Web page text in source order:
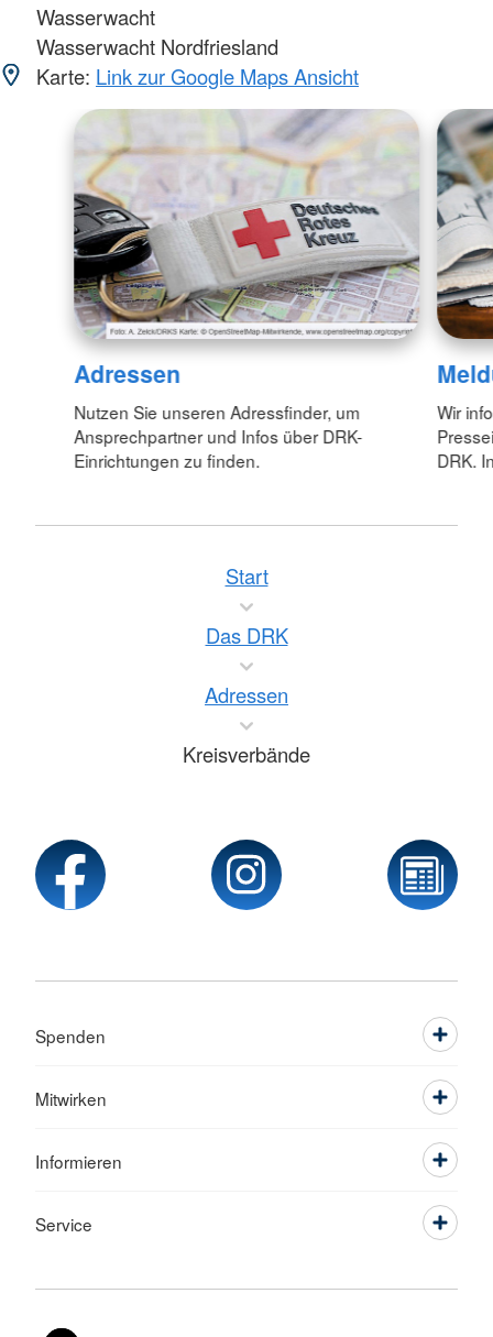
Wasserwacht
Wasserwacht Nordfriesland
Karte: Link zur Google Maps Ansicht
Adressen
Nutzen Sie unseren Adressfinder, um
Ansprechpartner und Infos über DRK-
Einrichtungen zu finden.
Wir
DRK.
Start
Das DRK
Adressen
Kreisverbände
Spenden
Mitwirken
Informieren
Service
Sprache wechseln zu